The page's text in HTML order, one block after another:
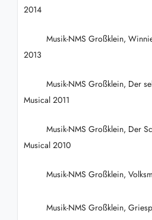
2014
Musik-NMS Großklein,
2013
Musik-NMS Großklein, Der
Musical 2011
Musik-NMS Großklein, Der
Musical 2010
Musik-NMS Großklein,
Musik-NMS Großklein,